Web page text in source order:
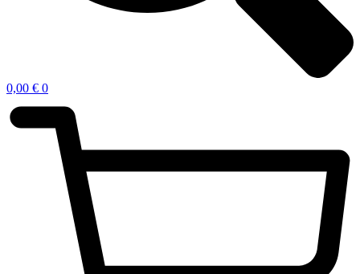
0,00 € 0